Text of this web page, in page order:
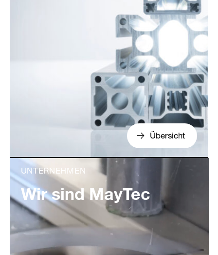
Übersicht
UNTERNEHMEN
Wir sind MayTec